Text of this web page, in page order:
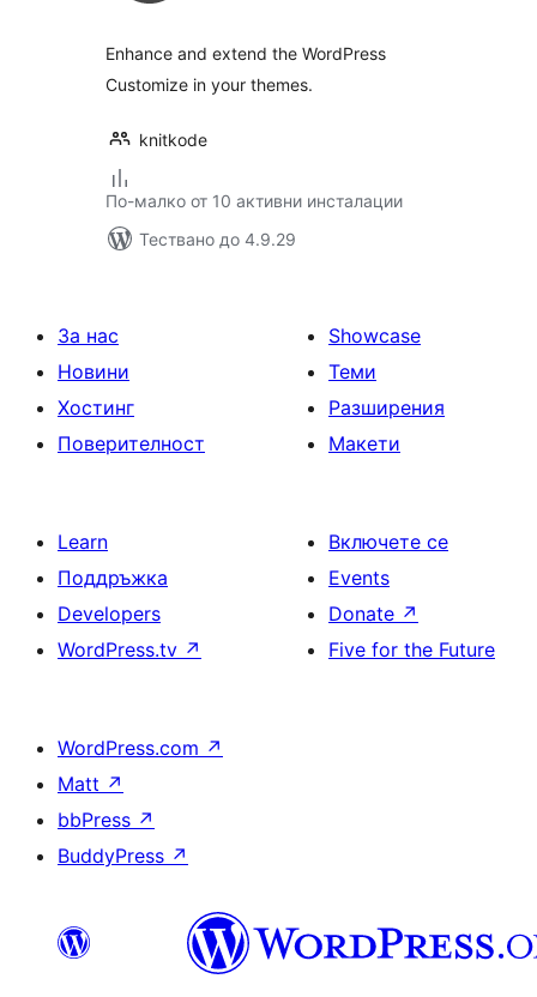
Enhance and extend the WordPress
Customize in your themes.
knitkode
По-малко от 10 активни инсталации
Тествано до 4.9.29
За нас
Новини
Хостинг
Поверителност
Showcase
Теми
Разширения
Макети
Learn
Поддръжка
Developers
WordPress.tv ↗
Включете се
Events
Donate ↗
Five for the Future
WordPress.com ↗
Matt ↗
bbPress ↗
BuddyPress ↗